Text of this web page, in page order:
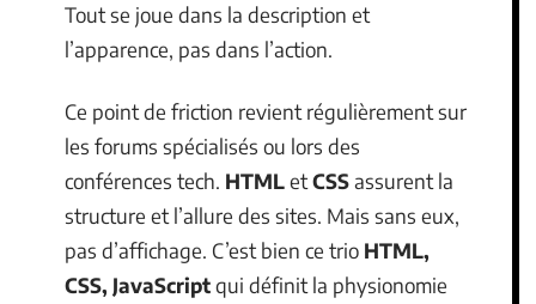
Tout se joue dans la description et
l’apparence, pas dans l’action.
Ce point de friction revient régulièrement sur
les forums spécialisés ou lors des
conférences tech. HTMLetCSSassurent la
structure et l’allure des sites. Mais sans eux,
pas d’affichage. C’est bien ce trio HTML,
CSS, JavaScriptqui définit la physionomie